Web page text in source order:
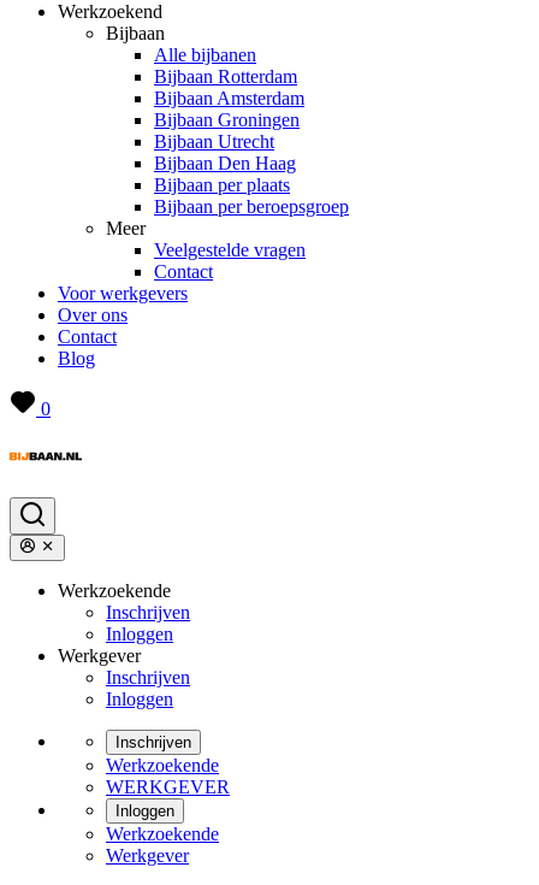
Werkzoekend
Bijbaan
Alle bijbanen
Bijbaan Rotterdam
Bijbaan Amsterdam
Bijbaan Groningen
Bijbaan Utrecht
Bijbaan Den Haag
Bijbaan per plaats
Bijbaan per beroepsgroep
Meer
Veelgestelde vragen
Contact
Voor werkgevers
Over ons
Contact
Blog
0
Werkzoekende
Inschrijven
Inloggen
Werkgever
Inschrijven
Inloggen
Inschrijven
Werkzoekende
WERKGEVER
Inloggen
Werkzoekende
Werkgever